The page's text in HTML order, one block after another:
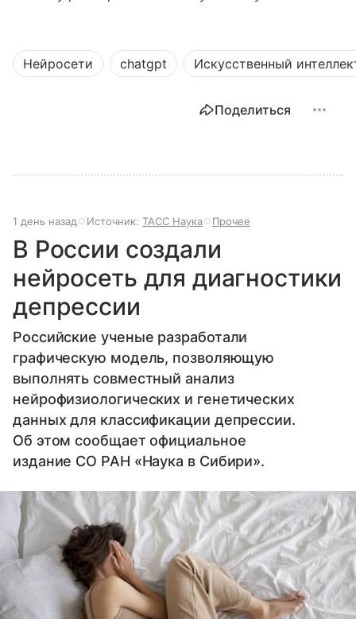
Нейросети chatgpt Искусственный
Поделиться
1 день назад Источник: ТАСС Наука Прочее
В России создали
нейросеть для диагностики
депрессии
Российские ученые разработали
графическую модель, позволяющую
выполнять совместный анализ
нейрофизиологических и генетических
данных для классификации депрессии.
Об этом сообщает официальное
издание СО РАН «Наука в Сибири».